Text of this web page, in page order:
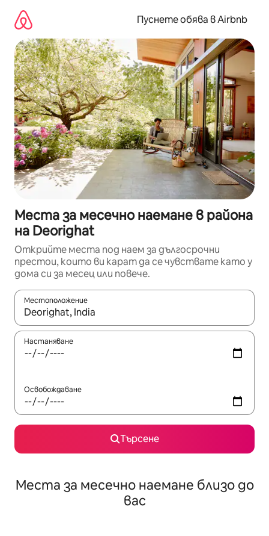
съдържанието
Пуснете обява в Airbnb
Места за месечно наемане в района
на Deorighat
Открийте места под наем за дългосрочни
престои, които ви карат да се чувствате като у
дома си за месец или повече.
Местоположение
Когато резултатите се покажат, използвайте
Настаняване
Освобождаване
Търсене
Места за месечно наемане близо до
вас